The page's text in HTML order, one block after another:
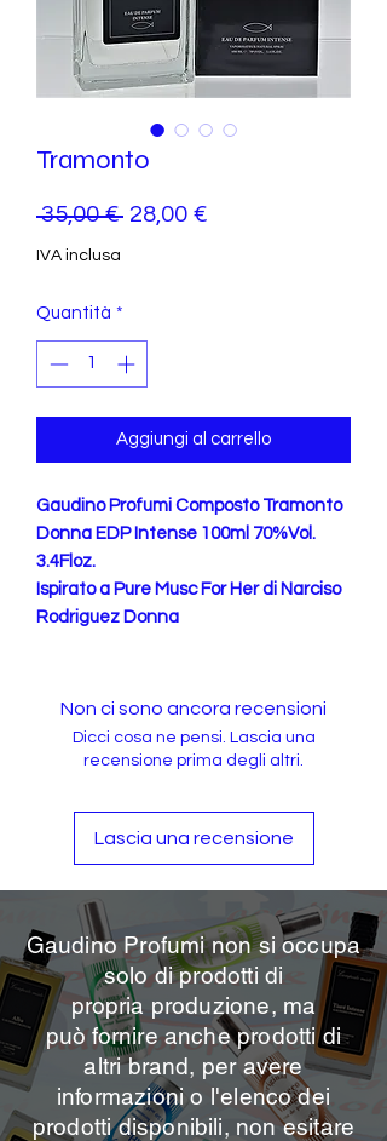
Tramonto
35,00 € Prezzo
28,00 €Prezzo
IVA inclusa
Quantità *
Aggiungi al carrello
Gaudino Profumi Composto Tramonto
Donna EDP Intense 100ml 70%Vol.
3.4Floz.
Ispirato a Pure Musc For Her di Narciso
Rodriguez Donna
Non ci sono ancora recensioni
Dicci cosa ne pensi. Lascia una
recensione prima degli altri.
Lascia una recensione
Gaudino Profumi non si occupa
solo di prodotti di
propria produzione, ma
può fornire anche prodotti di
altri brand, per avere
informazioni o l'elenco dei
prodotti disponibili, non esitare